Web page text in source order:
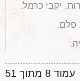
יקבי כרמל.
פלם.
עמוד 8 מתוך 51